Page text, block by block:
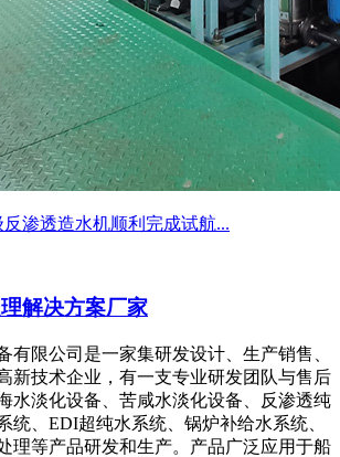
渗透造水机顺利完成试航...
解决方案厂家
有限公司是一家集研发设计、生产销售、
新技术企业，有一支专业研发团队与售后
水淡化设备、苦咸水淡化设备、反渗透纯
统、EDI超纯水系统、锅炉补给水系统、
理等产品研发和生产。产品广泛应用于船